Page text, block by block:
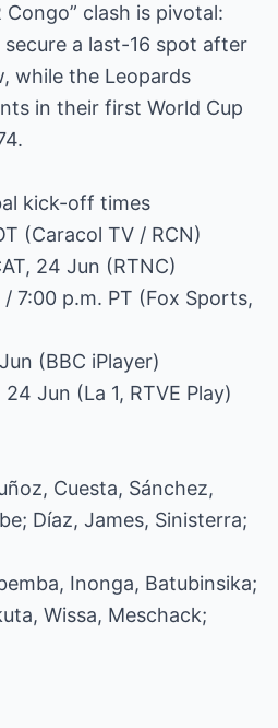
Congo” clash is pivotal:
a last-16 spot after
while the Leopards
in their first World Cup
kick-off times
(Caracol TV / RCN)
24 Jun (RTNC)
/ 7:00 p.m. PT (Fox Sports,
(BBC iPlayer)
Jun (La 1, RTVE Play)
Cuesta, Sánchez,
Díaz, James, Sinisterra;
Inonga, Batubinsika;
Wissa, Meschack;